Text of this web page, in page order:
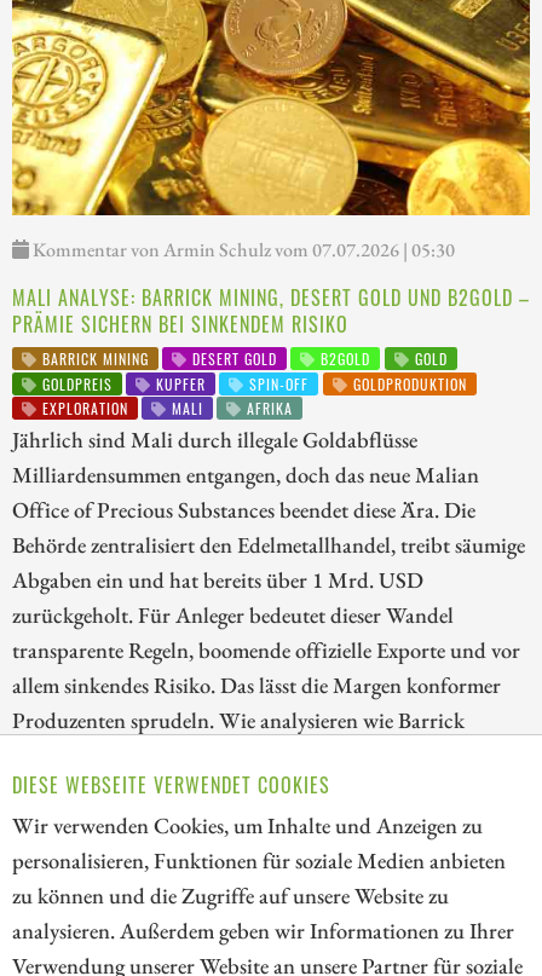
DIESE WEBSEITE VERWENDET COOKIES
Wir verwenden Cookies, um Inhalte und Anzeigen zu
personalisieren, Funktionen für soziale Medien anbieten
zu können und die Zugriffe auf unsere Website zu
analysieren. Außerdem geben wir Informationen zu Ihrer
Verwendung unserer Website an unsere Partner für soziale
Kommentar von Armin Schulz vom 07.07.2026 | 05:30
MALI ANALYSE: BARRICK MINING, DESERT GOLD UND B2GOLD –
PRÄMIE SICHERN BEI SINKENDEM RISIKO
BARRICK MINING DESERT GOLD B2GOLD
GOLD
GOLDPREIS
KUPFER SPIN-OFF
GOLDPRODUKTION
EXPLORATION
MALI AFRIKA
Jährlich sind Mali durch illegale Goldabflüsse
Milliardensummen entgangen, doch das neue Malian
Office of Precious Substances beendet diese Ära. Die
Behörde zentralisiert den Edelmetallhandel, treibt säumige
Abgaben ein und hat bereits über 1 Mrd. USD
zurückgeholt. Für Anleger bedeutet dieser Wandel
transparente Regeln, boomende offizielle Exporte und vor
allem sinkendes Risiko. Das lässt die Margen konformer
Produzenten sprudeln. Wie analysieren wie Barrick
zum Produzenten wagt und B2Gold seine Marktstellung
ausbaut.
ZUM KOMMENTAR